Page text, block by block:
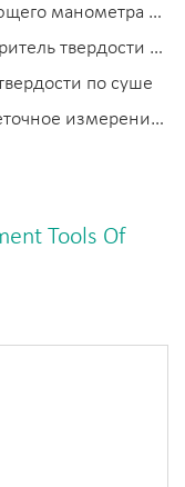
использование
твердости Leeb?
по суше
толщины покрытия
Tools Of